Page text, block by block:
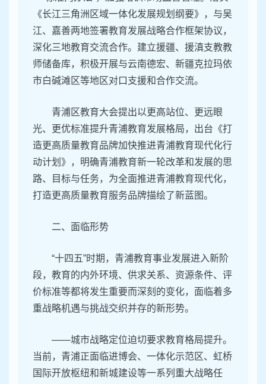
《长江三角洲区域一体化发展规划纲要》，与吴
江、嘉善两地签署教育发展战略合作框架协议，
深化三地教育交流合作。建立援疆、援滇支教教
师储备库，积极开展与云南德宏、新疆克拉玛依
市白碱滩区等地区对口支援和合作交流。
青浦区教育大会提出以更高站位、更远眼
光、更优标准提升青浦教育发展格局，出台《打
造更高质量教育品牌加快推进青浦教育现代化行
动计划》，明确青浦教育新一轮改革和发展的思
路、目标与任务，为全面推进青浦教育现代化，
打造更高质量教育服务品牌描绘了新蓝图。
二、面临形势
“十四五”时期，青浦教育事业发展进入新阶
段，教育的内外环境、供求关系、资源条件、评
价标准等都将发生重要而深刻的变化，面临着多
重战略机遇与挑战交织并存的新形势。
——城市战略定位迫切要求教育格局提升。
当前，青浦正面临进博会、一体化示范区、虹桥
国际开放枢纽和新城建设等一系列重大战略任